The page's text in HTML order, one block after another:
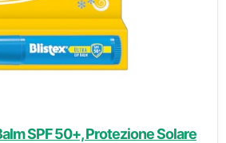
SPF 50+, Protezione Solare